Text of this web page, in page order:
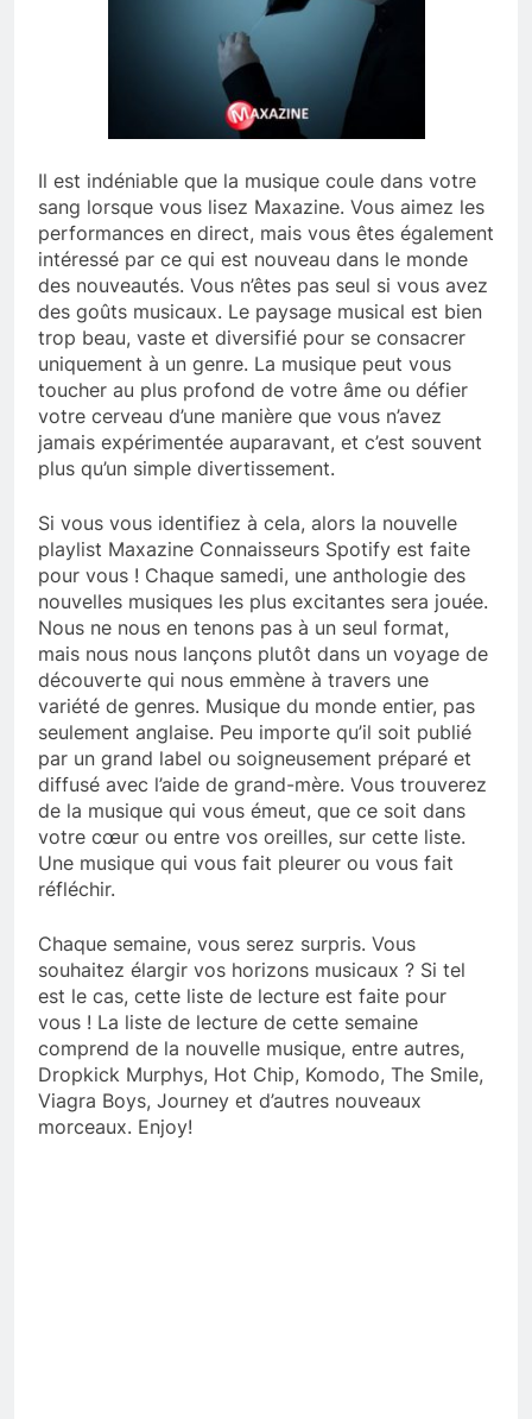
Il est indéniable que la musique coule dans votre
sang lorsque vous lisez Maxazine. Vous aimez les
performances en direct, mais vous êtes également
intéressé par ce qui est nouveau dans le monde
des nouveautés. Vous n’êtes pas seul si vous avez
des goûts musicaux. Le paysage musical est bien
trop beau, vaste et diversifié pour se consacrer
uniquement à un genre. La musique peut vous
toucher au plus profond de votre âme ou défier
votre cerveau d’une manière que vous n’avez
jamais expérimentée auparavant, et c’est souvent
plus qu’un simple divertissement.
Si vous vous identifiez à cela, alors la nouvelle
playlist Maxazine Connaisseurs Spotify est faite
pour vous ! Chaque samedi, une anthologie des
nouvelles musiques les plus excitantes sera jouée.
Nous ne nous en tenons pas à un seul format,
mais nous nous lançons plutôt dans un voyage de
découverte qui nous emmène à travers une
variété de genres. Musique du monde entier, pas
seulement anglaise. Peu importe qu’il soit publié
par un grand label ou soigneusement préparé et
diffusé avec l’aide de grand-mère. Vous trouverez
de la musique qui vous émeut, que ce soit dans
votre cœur ou entre vos oreilles, sur cette liste.
Une musique qui vous fait pleurer ou vous fait
réfléchir.
Chaque semaine, vous serez surpris. Vous
souhaitez élargir vos horizons musicaux ? Si tel
est le cas, cette liste de lecture est faite pour
vous ! La liste de lecture de cette semaine
comprend de la nouvelle musique, entre autres,
Dropkick Murphys, Hot Chip, Komodo, The Smile,
Viagra Boys, Journey et d’autres nouveaux
morceaux. Enjoy!